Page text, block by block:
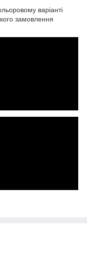
варіанті
замовлення